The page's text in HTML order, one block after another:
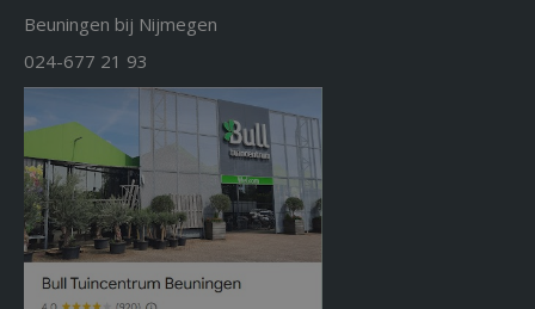
Beuningen bij Nijmegen
024-677 21 93